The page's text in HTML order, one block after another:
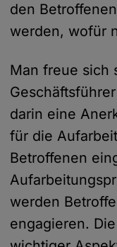
den
werden, wofür
Man freue sich
darin eine
für die
Betroffenen
werden
engagieren.